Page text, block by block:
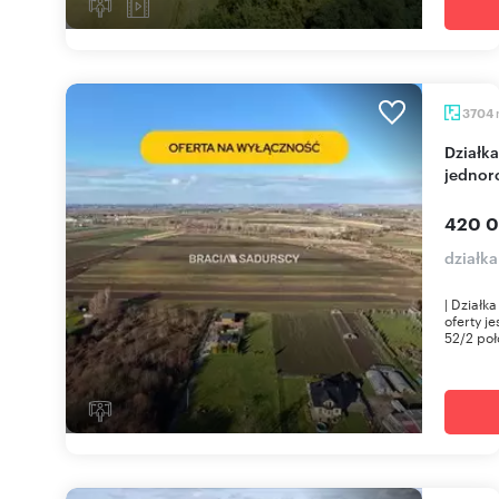
3704
Działka 3704 m² w Krakowie - pod zabudowę
420
|
oferty
52/2